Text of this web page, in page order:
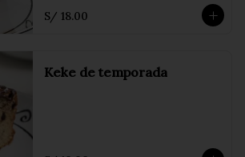
S/ 18.00
Keke de temporada